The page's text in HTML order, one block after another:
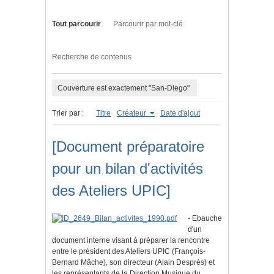
Tout parcourir Parcourir par mot-clé
Recherche de contenus
Couverture est exactement "San-Diego"
Trier par : Titre Créateur Date d'ajout
[Document préparatoire
pour un bilan d'activités
des Ateliers UPIC]
- Ebauche
d'un
document interne visant à préparer la rencontre
entre le président des Ateliers UPIC (François-
Bernard Mâche), son directeur (Alain Després) et